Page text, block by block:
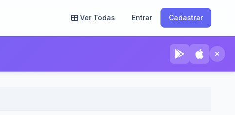
Ver Todas Entrar Cadastrar